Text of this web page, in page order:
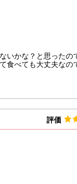
いかな？と思ったの
食べても大丈夫なの
評価